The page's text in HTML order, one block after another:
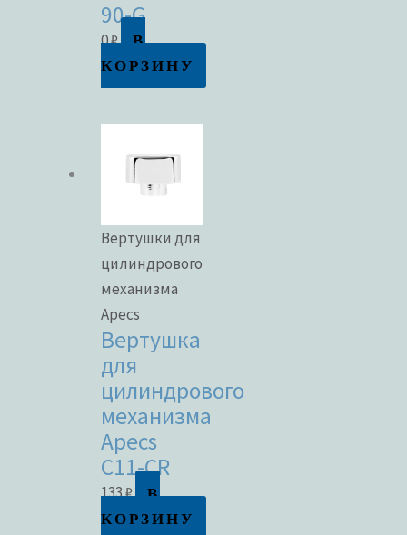
90-G
0₽
В
КОРЗИНУ
Вертушки для
цилиндрового
механизма
Apecs
Вертушка
для
цилиндрового
механизма
Apecs
C11-CR
133₽
В
КОРЗИНУ